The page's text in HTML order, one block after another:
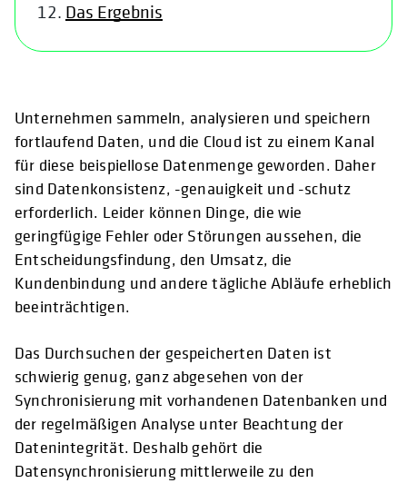
Das Ergebnis
Unternehmen sammeln, analysieren und speichern
fortlaufend Daten, und die Cloud ist zu einem Kanal
für diese beispiellose Datenmenge geworden. Daher
sind Datenkonsistenz, -genauigkeit und -schutz
erforderlich. Leider können Dinge, die wie
geringfügige Fehler oder Störungen aussehen, die
Entscheidungsfindung, den Umsatz, die
Kundenbindung und andere tägliche Abläufe erheblich
beeinträchtigen.
Das Durchsuchen der gespeicherten Daten ist
schwierig genug, ganz abgesehen von der
Synchronisierung mit vorhandenen Datenbanken und
der regelmäßigen Analyse unter Beachtung der
Datenintegrität. Deshalb gehört die
Datensynchronisierung mittlerweile zu den